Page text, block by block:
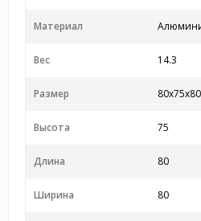
Материал
Вес 14.3
Размер 80x75x80
Высота 75
Длина 80
Ширина 80